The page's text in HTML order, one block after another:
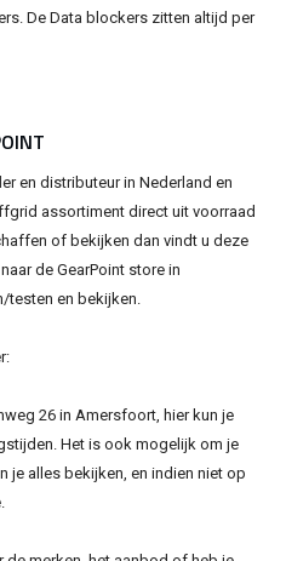
De Data blockers zitten altijd per
en distributeur in Nederland en
assortiment direct uit voorraad
of bekijken dan vindt u deze
de GearPoint store in
testen en bekijken.
26 in Amersfoort, hier kun je
Het is ook mogelijk om je
je alles bekijken, en indien niet op